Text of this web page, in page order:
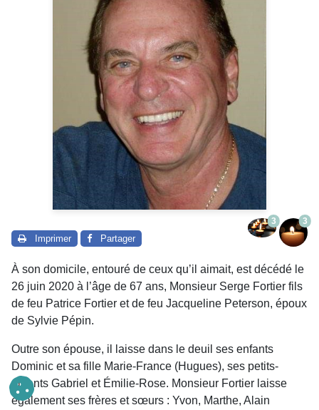
Imprimer Partager
3 3
À son domicile, entouré de ceux qu’il aimait, est décédé le
26 juin 2020 à l’âge de 67 ans, Monsieur Serge Fortier fils
de feu Patrice Fortier et de feu Jacqueline Peterson, époux
de Sylvie Pépin.
Outre son épouse, il laisse dans le deuil ses enfants
Dominic et sa fille Marie-France (Hugues), ses petits-
enfants Gabriel et Émilie-Rose. Monsieur Fortier laisse
également ses frères et sœurs : Yvon, Marthe, Alain